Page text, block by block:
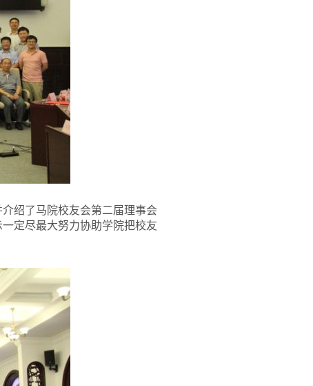
绍了马院校友会第二届理事会
定尽最大努力协助学院把校友